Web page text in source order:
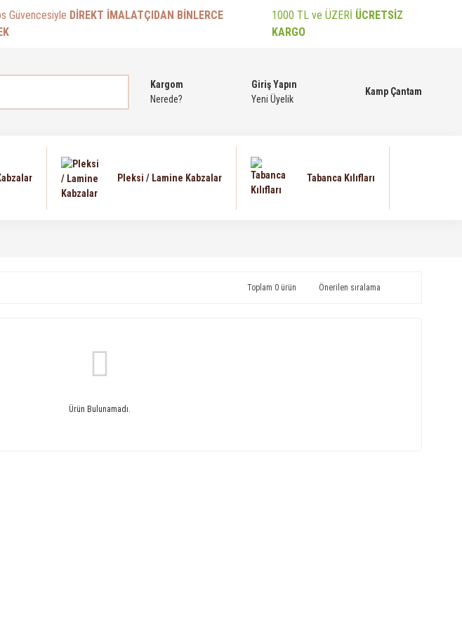
Güvencesiyle DİREKT İMALATÇIDAN BİNLERCE
1000 TL ve ÜZERİ ÜCRETSİZ
KARGO
Kargom
Nerede?
Giriş Yapın
Yeni Üyelik
Kamp Çantam
Pleksi / Lamine Kabzalar Tabanca Kılıfları
Toplam 0 ürün
Ürün Bulunamadı.